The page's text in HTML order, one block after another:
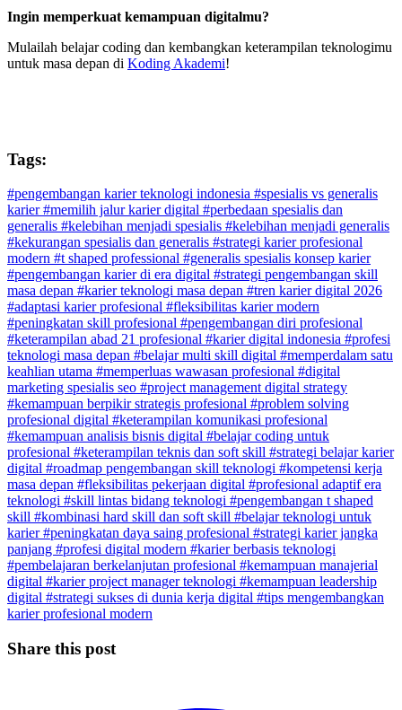
Ingin memperkuat kemampuan digitalmu?
Mulailah belajar coding dan kembangkan keterampilan teknologimu
untuk masa depan di Koding Akademi!
Tags:
#pengembangan karier teknologi indonesia #spesialis vs generalis
karier#memilih jalur karier digital #perbedaan spesialis dan
generalis #kelebihan menjadi spesialis #kelebihan menjadi generalis
#kekurangan spesialis dan generalis #strategi karier profesional
modern #t shaped professional #generalis spesialis konsep karier
#pengembangan karier di era digital #strategi pengembangan skill
masa depan #karier teknologi masa depan #tren karier digital 2026
#adaptasi karier profesional #fleksibilitas karier modern
#peningkatan skill profesional #pengembangan diri profesional
#keterampilan abad 21 profesional #karier digital indonesia #profesi
teknologi masa depan #belajar multi skill digital #memperdalam satu
keahlian utama #memperluas wawasan profesional #digital
marketing spesialis seo #project management digital strategy
#kemampuan berpikir strategis profesional #problem solving
profesional digital #keterampilan komunikasi profesional
#kemampuan analisis bisnis digital #belajar coding untuk
profesional #keterampilan teknis dan soft skill #strategi belajar karier
digital #roadmap pengembangan skill teknologi #kompetensi kerja
masa depan #fleksibilitas pekerjaan digital #profesional adaptif era
teknologi #skill lintas bidang teknologi #pengembangan t shaped
skill #kombinasi hard skill dan soft skill #belajar teknologi untuk
karier#peningkatan daya saing profesional #strategi karier jangka
panjang #profesi digital modern #karier berbasis teknologi
#pembelajaran berkelanjutan profesional #kemampuan manajerial
digital #karier project manager teknologi #kemampuan leadership
digital #strategi sukses di dunia kerja digital #tips mengembangkan
karier profesional modern
Share this post